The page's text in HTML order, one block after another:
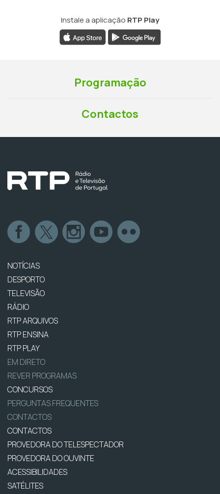
Instale a aplicação RTP Play
Programação
Contactos
NOTÍCIAS
DESPORTO
TELEVISÃO
RÁDIO
RTP ARQUIVOS
RTP ENSINA
RTP PLAY
EM DIRETO
REVER PROGRAMAS
CONCURSOS
PERGUNTAS FREQUENTES
CONTACTOS
CONTACTOS
PROVEDORA DO TELESPECTADOR
PROVEDORA DO OUVINTE
ACESSIBILIDADES
SATÉLITES